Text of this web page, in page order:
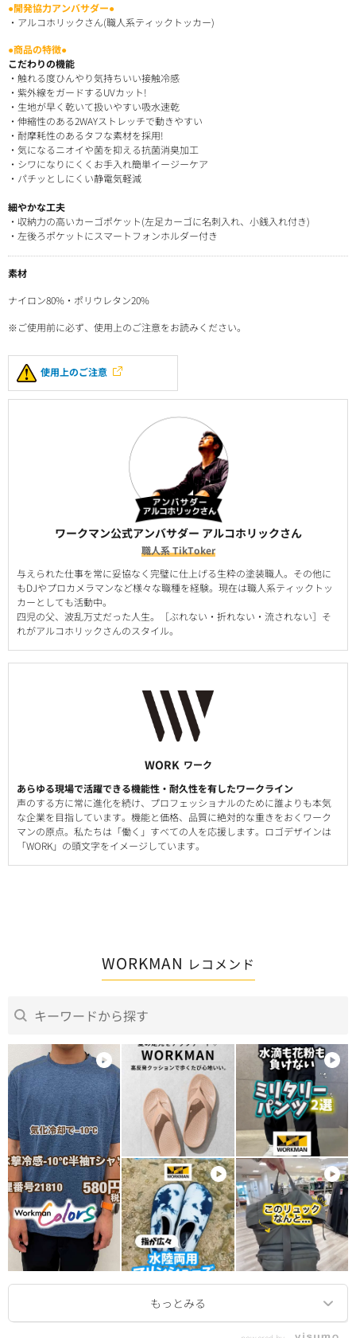
●開発協力アンバサダー●
・アルコホリックさん(職人系ティックトッカー)
●商品の特徴●
こだわりの機能
・触れる度ひんやり気持ちいい接触冷感
・紫外線をガードするUVカット!
・生地が早く乾いて扱いやすい吸水速乾
・伸縮性のある2WAYストレッチで動きやすい
・耐摩耗性のあるタフな素材を採用!
・気になるニオイや菌を抑える抗菌消臭加工
・シワになりにくくお手入れ簡単イージーケア
・パチッとしにくい静電気軽減
細やかな工夫
・収納力の高いカーゴポケット(左足カーゴに名刺入れ、小銭入れ付き)
・左後ろポケットにスマートフォンホルダー付き
素材
ナイロン80%・ポリウレタン20%
※ご使用前に必ず、使用上のご注意をお読みください。
使用上のご注意
ワークマン公式アンバサダー アルコホリックさん
職人系 TikToker
与えられた仕事を常に妥協なく完璧に仕上げる生粋の塗装職人。その他に
もDJやプロカメラマンなど様々な職種を経験。現在は職人系ティックトッ
カーとしても活動中。
四児の父、波乱万丈だった人生。［ぶれない・折れない・流されない］そ
れがアルコホリックさんのスタイル。
WORK ワーク
あらゆる現場で活躍できる機能性・耐久性を有したワークライン
声のする方に常に進化を続け、プロフェッショナルのために誰よりも本気
な企業を目指しています。機能と価格、品質に絶対的な重きをおくワーク
マンの原点。私たちは「働く」すべての人を応援します。ロゴデザインは
「WORK」の頭文字をイメージしています。
WORKMAN レコメンド